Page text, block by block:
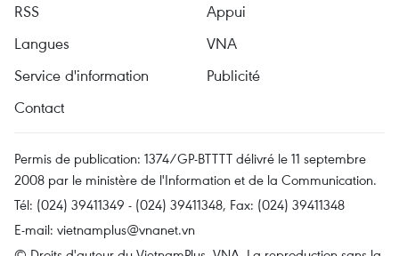
RSS
Appui
Langues
VNA
Service d'information
Publicité
Contact
Permis de publication: 1374/GP-BTTTT délivré le 11 septembre
2008 par le ministère de l'Information et de la Communication.
Tél: (024) 39411349 - (024) 39411348, Fax: (024) 39411348
E-mail: vietnamplus@vnanet.vn